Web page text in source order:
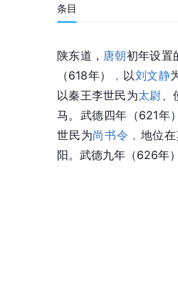
条目
陕东道， 唐朝初年设置
（618年）﹐以刘文静
以秦王李世民为太尉
马。武德四年（621年
世民为尚书令 ﹐地位
阳。武德九年（626年